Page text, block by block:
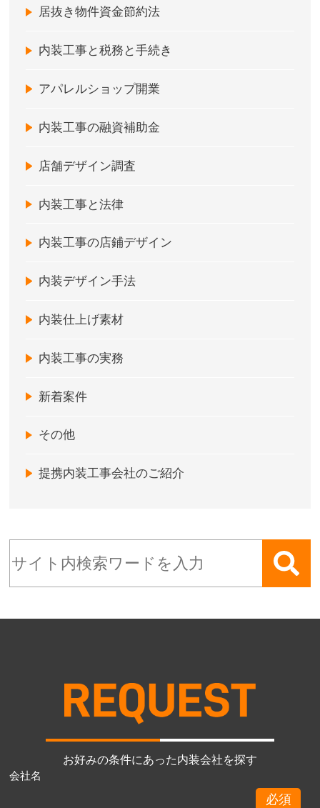
居抜き物件資金節約法
内装工事と税務と手続き
アパレルショップ開業
内装工事の融資補助金
店舗デザイン調査
内装工事と法律
内装工事の店鋪デザイン
内装デザイン手法
内装仕上げ素材
内装工事の実務
新着案件
その他
提携内装工事会社のご紹介
お好みの条件にあった内装会社を探す
会社名
必須